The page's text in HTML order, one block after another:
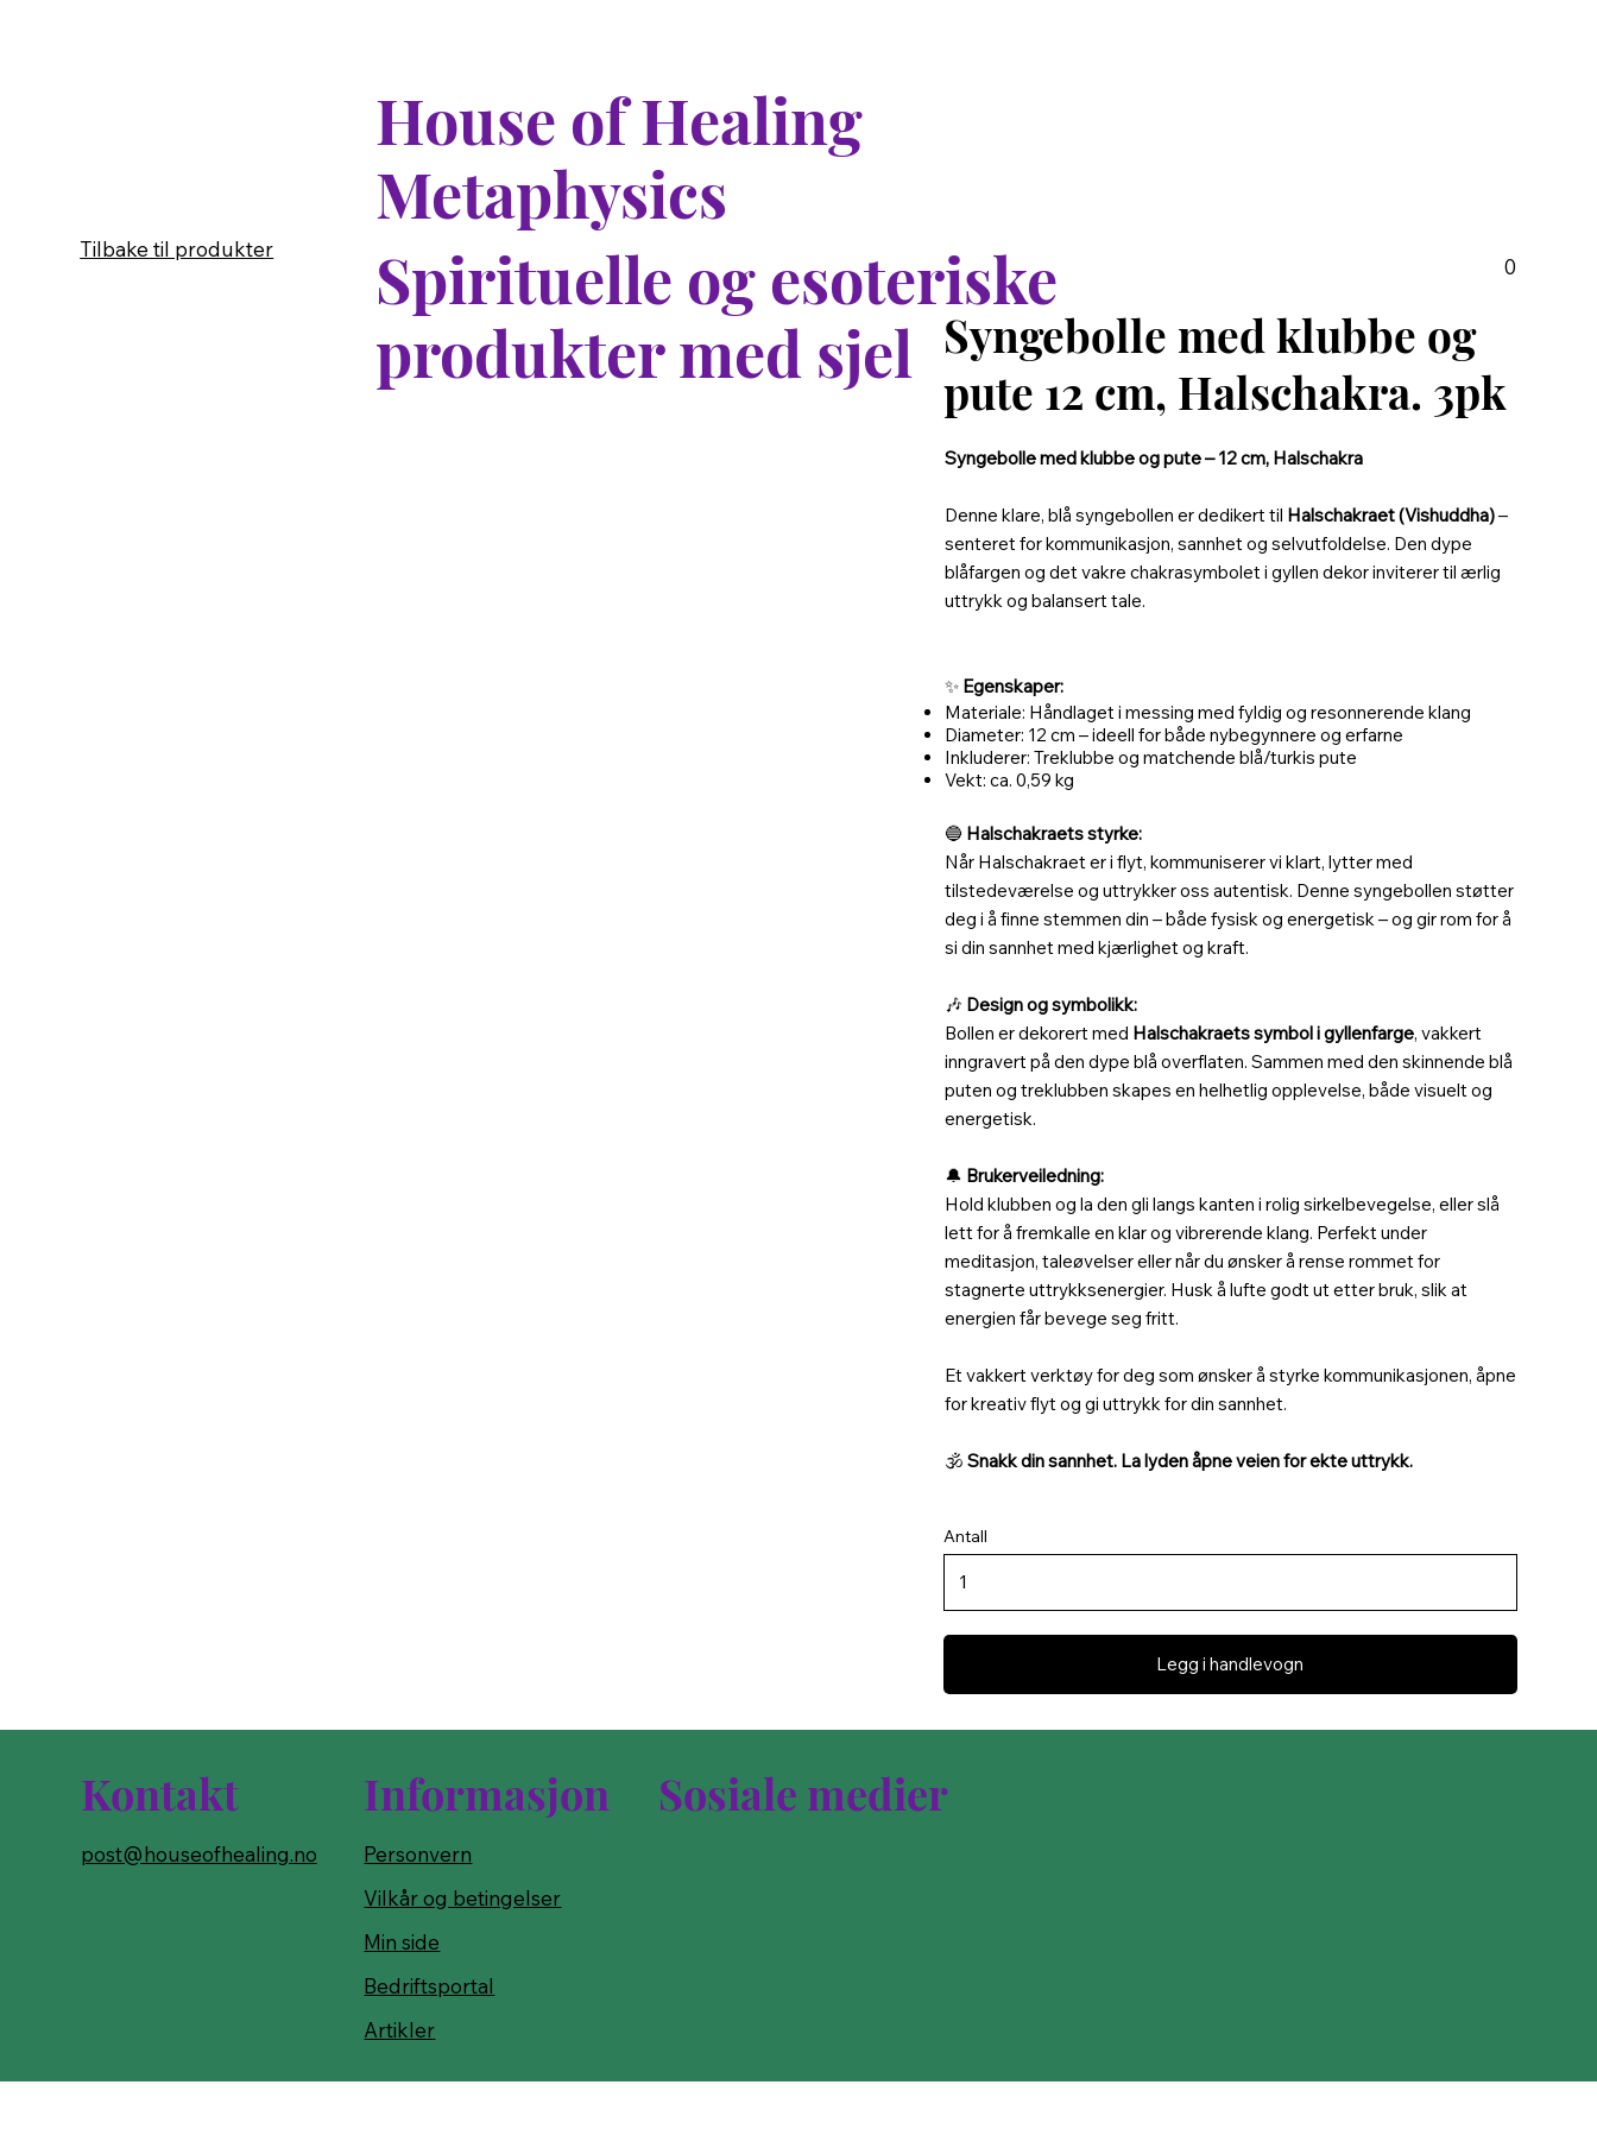
House of Healing
Metaphysics
Spirituelle og esoteriske
produkter med sjel
Tilbake til produkter
0
Syngebolle med klubbe og
pute 12 cm, Halschakra. 3pk
Syngebolle med klubbe og pute – 12 cm, Halschakra
Denne klare, blå syngebollen er dedikert til Halschakraet (Vishuddha)–
senteret for kommunikasjon, sannhet og selvutfoldelse. Den dype
blåfargen og det vakre chakrasymbolet i gyllen dekor inviterer til ærlig
uttrykk og balansert tale.
✨ Egenskaper:
Materiale: Håndlaget i messing med fyldig og resonnerende klang
Diameter: 12 cm – ideell for både nybegynnere og erfarne
Inkluderer: Treklubbe og matchende blå/turkis pute
Vekt: ca. 0,59 kg
🔵 Halschakraets styrke:
Når Halschakraet er i flyt, kommuniserer vi klart, lytter med
tilstedeværelse og uttrykker oss autentisk. Denne syngebollen støtter
deg i å finne stemmen din – både fysisk og energetisk – og gir rom for å
si din sannhet med kjærlighet og kraft.
🎶 Design og symbolikk:
Bollen er dekorert med Halschakraets symbol i gyllenfarge, vakkert
inngravert på den dype blå overflaten. Sammen med den skinnende blå
puten og treklubben skapes en helhetlig opplevelse, både visuelt og
energetisk.
🔔 Brukerveiledning:
Hold klubben og la den gli langs kanten i rolig sirkelbevegelse, eller slå
lett for å fremkalle en klar og vibrerende klang. Perfekt under
meditasjon, taleøvelser eller når du ønsker å rense rommet for
stagnerte uttrykksenergier. Husk å lufte godt ut etter bruk, slik at
energien får bevege seg fritt.
Et vakkert verktøy for deg som ønsker å styrke kommunikasjonen, åpne
for kreativ flyt og gi uttrykk for din sannhet.
🕉️Snakk din sannhet. La lyden åpne veien for ekte uttrykk.
Antall
Legg i handlevogn
Kontakt
post@houseofhealing.no
Informasjon
Personvern
Vilkår og betingelser
Min side
Bedriftsportal
Artikler
Sosiale medier